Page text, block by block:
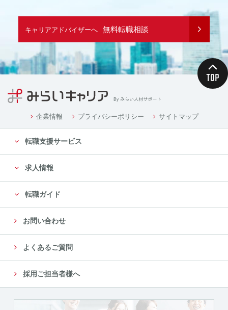
キャリアアドバイザーへ 無料転職相談
企業情報 プライバシーポリシー サイトマップ
転職支援サービス
求人情報
転職ガイド
お問い合わせ
よくあるご質問
採用ご担当者様へ